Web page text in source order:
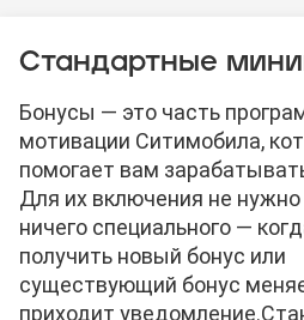
Стандартные
Бонусы — это часть
мотивации Ситимобила,
помогает вам
Для их включения не
ничего специального —
получить новый бонус или
существующий бонус
приходит уведомление.